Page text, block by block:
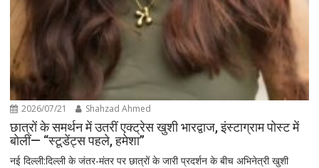
2026/07/21 Shahzad Ahmed
छात्रों के समर्थन में उतरीं एक्ट्रेस खुशी भारद्वाज, इंस्टाग्राम पोस्ट में
बोलीं— “स्टूडेंट्स पहले, हमेशा”
नई दिल्ली:दिल्ली के जंतर-मंतर पर छात्रों के जारी प्रदर्शन के बीच अभिनेत्री खुशी